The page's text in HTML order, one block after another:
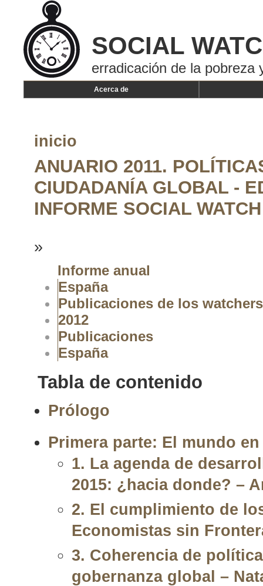
SOCIAL
erradicación de la pobreza
Acerca de
inicio
ANUARIO 2011.
CIUDADANÍA GLOBAL -
INFORME SOCIAL
»
Informe anual
España
Publicaciones de los watchers
2012
Publicaciones
España
Tabla de contenido
Prólogo
Primera parte: El mundo
1. La agenda de
2015: ¿hacia donde? –
2. El cumplimiento de
Economistas sin
3. Coherencia de
gobernanza global –